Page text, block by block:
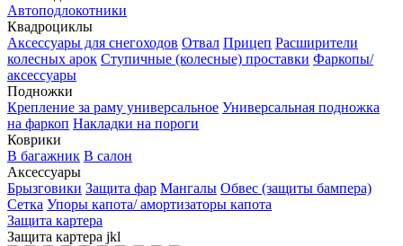
Автоподлокотники
Квадроциклы
Аксессуары для снегоходов Отвал Прицеп Расширители
колесных арок Ступичные (колесные) проставки Фаркопы/
аксессуары
Подножки
Крепление за раму универсальное Универсальная подножка
на фаркоп Накладки на пороги
Коврики
В багажник В салон
Аксессуары
Брызговики Защита фар Мангалы Обвес (защиты бампера)
Сетка Упоры капота/ амортизаторы капота
Защита картера
Защита картера jkl